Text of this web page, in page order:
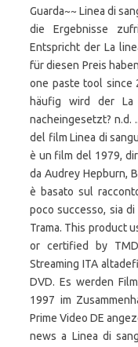
Guarda~~ Linea di
die Ergebnisse
Entspricht der La
für diesen Preis
one paste tool since
häufig wird der La
nacheingesetzt? n.d.
del film Linea di
è un film del 1979,
da Audrey Hepburn,
è basato sul
poco successo, sia
Trama. This product
or certified by
Streaming ITA
DVD. Es werden
1997 im
Prime Video DE
news a Linea di